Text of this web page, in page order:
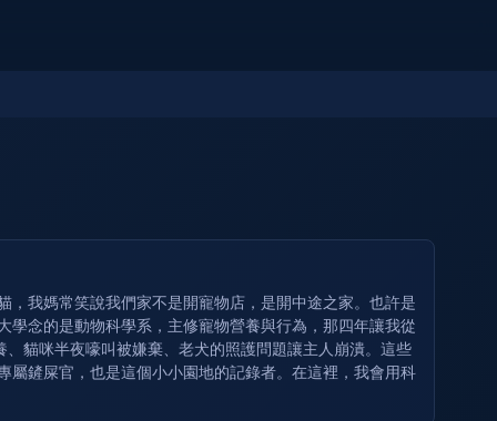
我媽常笑說我們家不是開寵物店，是開中途之家。也許是
念的是動物科學系，主修寵物營養與行為，那四年讓我從
貓咪半夜嚎叫被嫌棄、老犬的照護問題讓主人崩潰。這些
鏟屎官，也是這個小小園地的記錄者。在這裡，我會用科